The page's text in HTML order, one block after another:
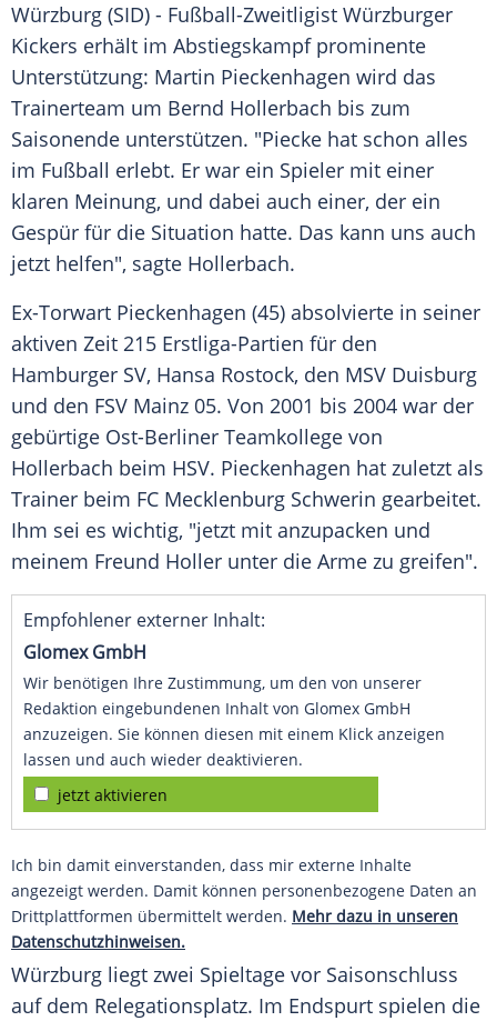
Würzburg (SID) - Fußball-Zweitligist Würzburger
Kickers erhält im Abstiegskampfprominente
Unterstützung: Martin Pieckenhagen wird das
Trainerteam um Bernd Hollerbach bis zum
Saisonende unterstützen. "Piecke hat schon alles
im Fußball erlebt. Er war ein Spieler mit einer
klaren Meinung, und dabei auch einer, der ein
Gespür für die Situation hatte. Das kann uns auch
jetzt helfen", sagte Hollerbach.
Ex-Torwart Pieckenhagen (45) absolvierte in seiner
aktiven Zeit 215 Erstliga-Partien für den
Hamburger SV, Hansa Rostock, den MSV Duisburg
und den FSV Mainz 05. Von 2001 bis 2004 war der
gebürtige Ost-Berliner Teamkollege von
Hollerbach beim HSV. Pieckenhagen hat zuletzt als
Trainer beim FC Mecklenburg Schwerin gearbeitet.
Ihm sei es wichtig, "jetzt mit anzupacken und
meinem Freund Holler unter die Arme zu greifen".
Empfohlener externer Inhalt:
Glomex GmbH
Wir benötigen Ihre Zustimmung, um den von unserer
Redaktion eingebundenen Inhalt von Glomex GmbH
anzuzeigen. Sie können diesen mit einem Klick anzeigen
lassen und auch wieder deaktivieren.
jetzt aktivieren
Ich bin damit einverstanden, dass mir externe Inhalte
angezeigt werden. Damit können personenbezogene Daten an
Drittplattformen übermittelt werden. Mehr dazu in unseren
Datenschutzhinweisen.
Würzburg liegt zwei Spieltage vor Saisonschluss
auf dem Relegationsplatz. Im Endspurt spielen die